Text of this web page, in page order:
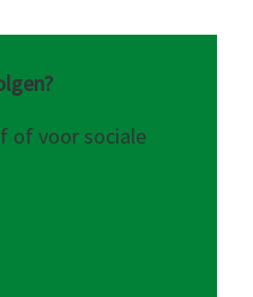
of voor sociale